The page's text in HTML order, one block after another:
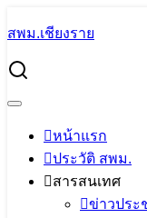
to
content
สพม.เชียงราย
หน้าแรก
ประวัติ สพม.
สารสนเทศ
ข่าวประ
for:
การตรวจเยี่ยมสนาม
ขั้นพื้นฐาน (O-NET)
การตรวจเยี่ย
ทางการศึกษ